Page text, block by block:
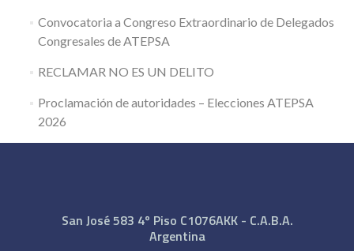
Convocatoria a Congreso Extraordinario de Delegados
Congresales de ATEPSA
RECLAMAR NO ES UN DELITO
Proclamación de autoridades – Elecciones ATEPSA
2026
San José 583 4º Piso C1076AKK - C.A.B.A.
Argentina